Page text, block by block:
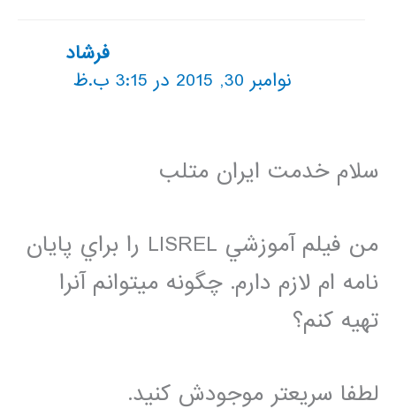
فرشاد
نوامبر 30, 2015 در 3:15 ب.ظ
سلام خدمت ايران متلب
من فيلم آموزشي LISREL را براي پايان
نامه ام لازم دارم. چگونه ميتوانم آنرا
تهيه كنم؟
لطفا سريعتر موجودش كنيد.